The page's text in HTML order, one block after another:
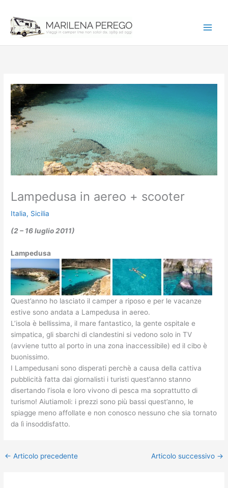
contenuto
Lampedusa in aereo + scooter
Italia, Sicilia
(2 – 16 luglio 2011)
Lampedusa
Quest’anno ho lasciato il camper a riposo e per le vacanze
estive sono andata a Lampedusa in aereo.
L’isola è bellissima, il mare fantastico, la gente ospitale e
simpatica, gli sbarchi di clandestini si vedono solo in TV
(avviene tutto al porto in una zona inaccessibile) ed il cibo è
buonissimo.
I Lampedusani sono disperati perchè a causa della cattiva
pubblicità fatta dai giornalisti i turisti quest’anno stanno
disertando l’isola e loro vivono di pesca ma soprattutto di
turismo! Aiutiamoli: i prezzi sono più bassi quest’anno, le
spiagge meno affollate e non conosco nessuno che sia tornato
da lì insoddisfatto.
← Articolo precedente Articolo successivo →